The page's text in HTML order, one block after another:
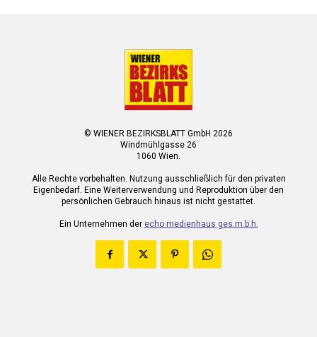
© WIENER BEZIRKSBLATT GmbH 2026
Windmühlgasse 26
1060 Wien.
Alle Rechte vorbehalten. Nutzung ausschließlich für den privaten
Eigenbedarf. Eine Weiterverwendung und Reproduktion über den
persönlichen Gebrauch hinaus ist nicht gestattet.
Ein Unternehmen der echo medienhaus ges.m.b.h.